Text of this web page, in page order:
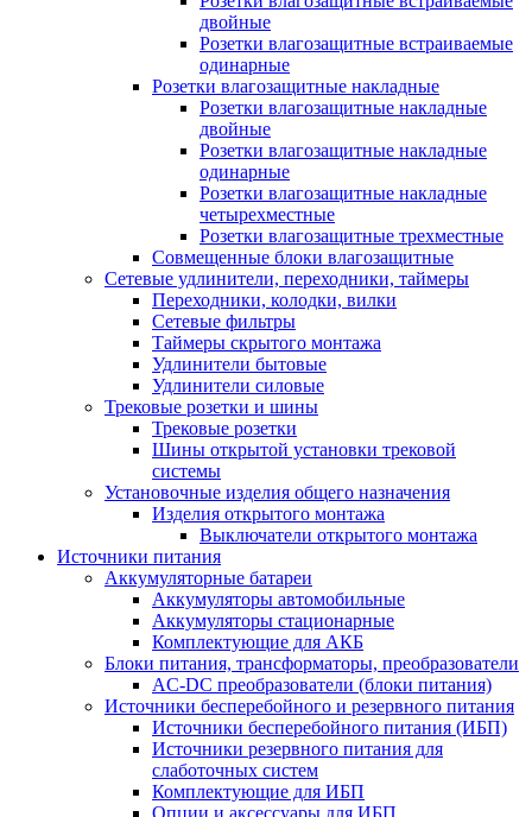
двойные
Розетки влагозащитные встраиваемые
одинарные
Розетки влагозащитные накладные
Розетки влагозащитные накладные
двойные
Розетки влагозащитные накладные
одинарные
Розетки влагозащитные накладные
четырехместные
Розетки влагозащитные трехместные
Совмещенные блоки влагозащитные
Сетевые удлинители, переходники, таймеры
Переходники, колодки, вилки
Сетевые фильтры
Таймеры скрытого монтажа
Удлинители бытовые
Удлинители силовые
Трековые розетки и шины
Трековые розетки
Шины открытой установки трековой
системы
Установочные изделия общего назначения
Изделия открытого монтажа
Выключатели открытого монтажа
Источники питания
Аккумуляторные батареи
Аккумуляторы автомобильные
Аккумуляторы стационарные
Комплектующие для АКБ
Блоки питания, трансформаторы, преобразователи
AC-DC преобразователи (блоки питания)
Источники бесперебойного и резервного питания
Источники бесперебойного питания (ИБП)
Источники резервного питания для
слаботочных систем
Комплектующие для ИБП
Опции и аксессуары для ИБП